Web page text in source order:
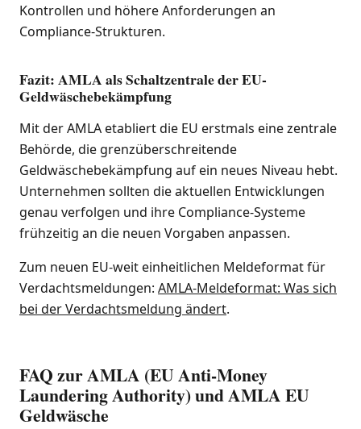
Kontrollen und höhere Anforderungen an
Compliance-Strukturen.
Fazit: AMLA als Schaltzentrale der EU-
Geldwäschebekämpfung
Mit der AMLA etabliert die EU erstmals eine zentrale
Behörde, die grenzüberschreitende
Geldwäschebekämpfung auf ein neues Niveau hebt.
Unternehmen sollten die aktuellen Entwicklungen
genau verfolgen und ihre Compliance-Systeme
frühzeitig an die neuen Vorgaben anpassen.
Zum neuen EU-weit einheitlichen Meldeformat für
Verdachtsmeldungen: AMLA-Meldeformat: Was sich
bei der Verdachtsmeldung ändert.
FAQ zur AMLA (EU Anti-Money
Laundering Authority) und AMLA EU
Geldwäsche